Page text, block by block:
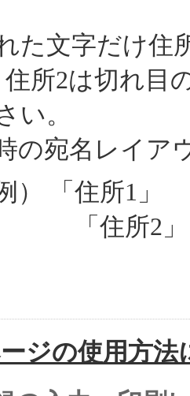
た文字だけ住
住所2は切れ目
い。
の宛名レイア
） 「住所1
所2」 →
ジの使用方法